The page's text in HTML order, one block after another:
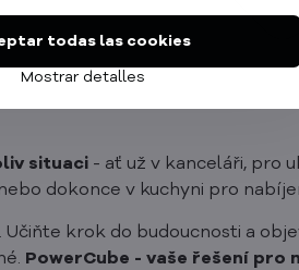
situaci - ať už v kanceláři, pro
dokonce v kuchyni pro
krok do budoucnosti a
PowerCube - vaše řešení
Mostrar detalles
todas las cookies